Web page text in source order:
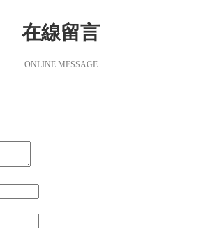
在線留言
ONLINE MESSAGE